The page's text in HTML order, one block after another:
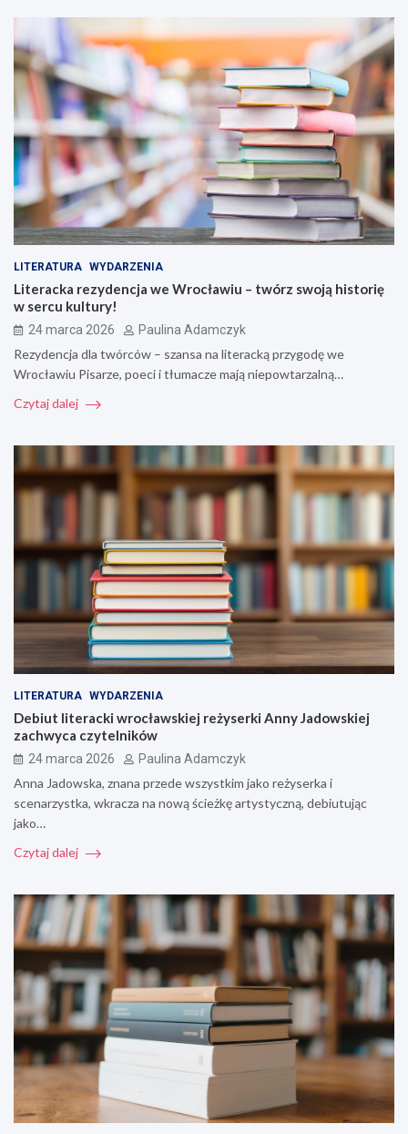
LITERATURA WYDARZENIA
Literacka rezydencja we Wrocławiu – twórz swoją historię
w sercu kultury!
24 marca 2026 Paulina Adamczyk
Rezydencja dla twórców – szansa na literacką przygodę we
Wrocławiu Pisarze, poeci i tłumacze mają niepowtarzalną…
Czytaj dalej
LITERATURA WYDARZENIA
Debiut literacki wrocławskiej reżyserki Anny Jadowskiej
zachwyca czytelników
24 marca 2026 Paulina Adamczyk
Anna Jadowska, znana przede wszystkim jako reżyserka i
scenarzystka, wkracza na nową ścieżkę artystyczną, debiutując
jako…
Czytaj dalej